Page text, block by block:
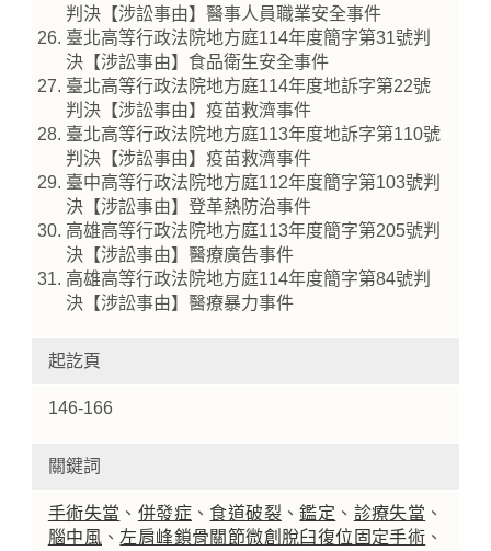
判決【涉訟事由】醫事人員職業安全事件
臺北高等行政法院地方庭114年度簡字第31號判
決【涉訟事由】食品衛生安全事件
臺北高等行政法院地方庭114年度地訴字第22號
判決【涉訟事由】疫苗救濟事件
臺北高等行政法院地方庭113年度地訴字第110號
判決【涉訟事由】疫苗救濟事件
臺中高等行政法院地方庭112年度簡字第103號判
決【涉訟事由】登革熱防治事件
高雄高等行政法院地方庭113年度簡字第205號判
決【涉訟事由】醫療廣告事件
高雄高等行政法院地方庭114年度簡字第84號判
決【涉訟事由】醫療暴力事件
起訖頁
146-166
關鍵詞
手術失當 、 併發症 、 食道破裂 、鑑定 、 診療失當 、
腦中風 、 左肩峰鎖骨關節微創脫臼復位固定手術 、